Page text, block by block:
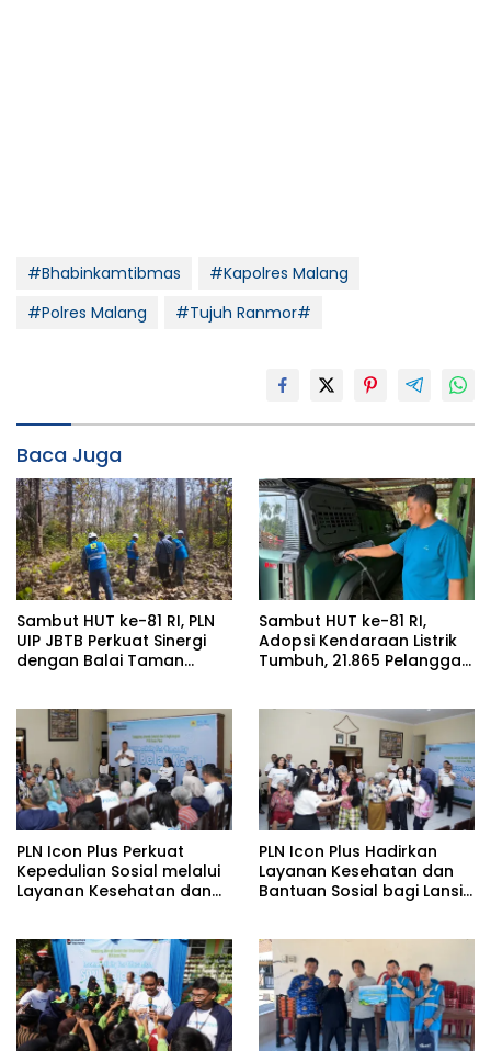
#Bhabinkamtibmas
#Kapolres Malang
#Polres Malang
#Tujuh Ranmor#
Baca Juga
Sambut HUT ke-81 RI, PLN
UIP JBTB Perkuat Sinergi
dengan Balai Taman
SUTET 500 kV Paiton–
Watudodol/Kalipuro
Sambut HUT ke-81 RI,
Adopsi Kendaraan Listrik
Tumbuh, 21.865 Pelanggan
pada Semester I 2026
PLN Icon Plus Perkuat
Kepedulian Sosial melalui
Layanan Kesehatan dan
PLN Icon Plus Hadirkan
Layanan Kesehatan dan
Bantuan Sosial bagi Lansia